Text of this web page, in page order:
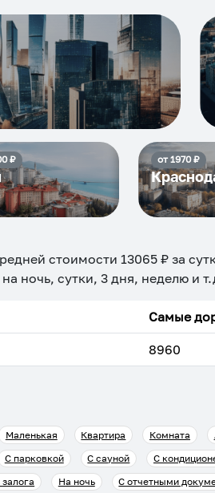
₽ от 1970₽
стоимости 13065 ₽ за
ночь, сутки, 3 дня, неделю и
Самые
8960
Маленькая Квартира Комната
С парковкой С сауной С
залога На ночь С отчетными